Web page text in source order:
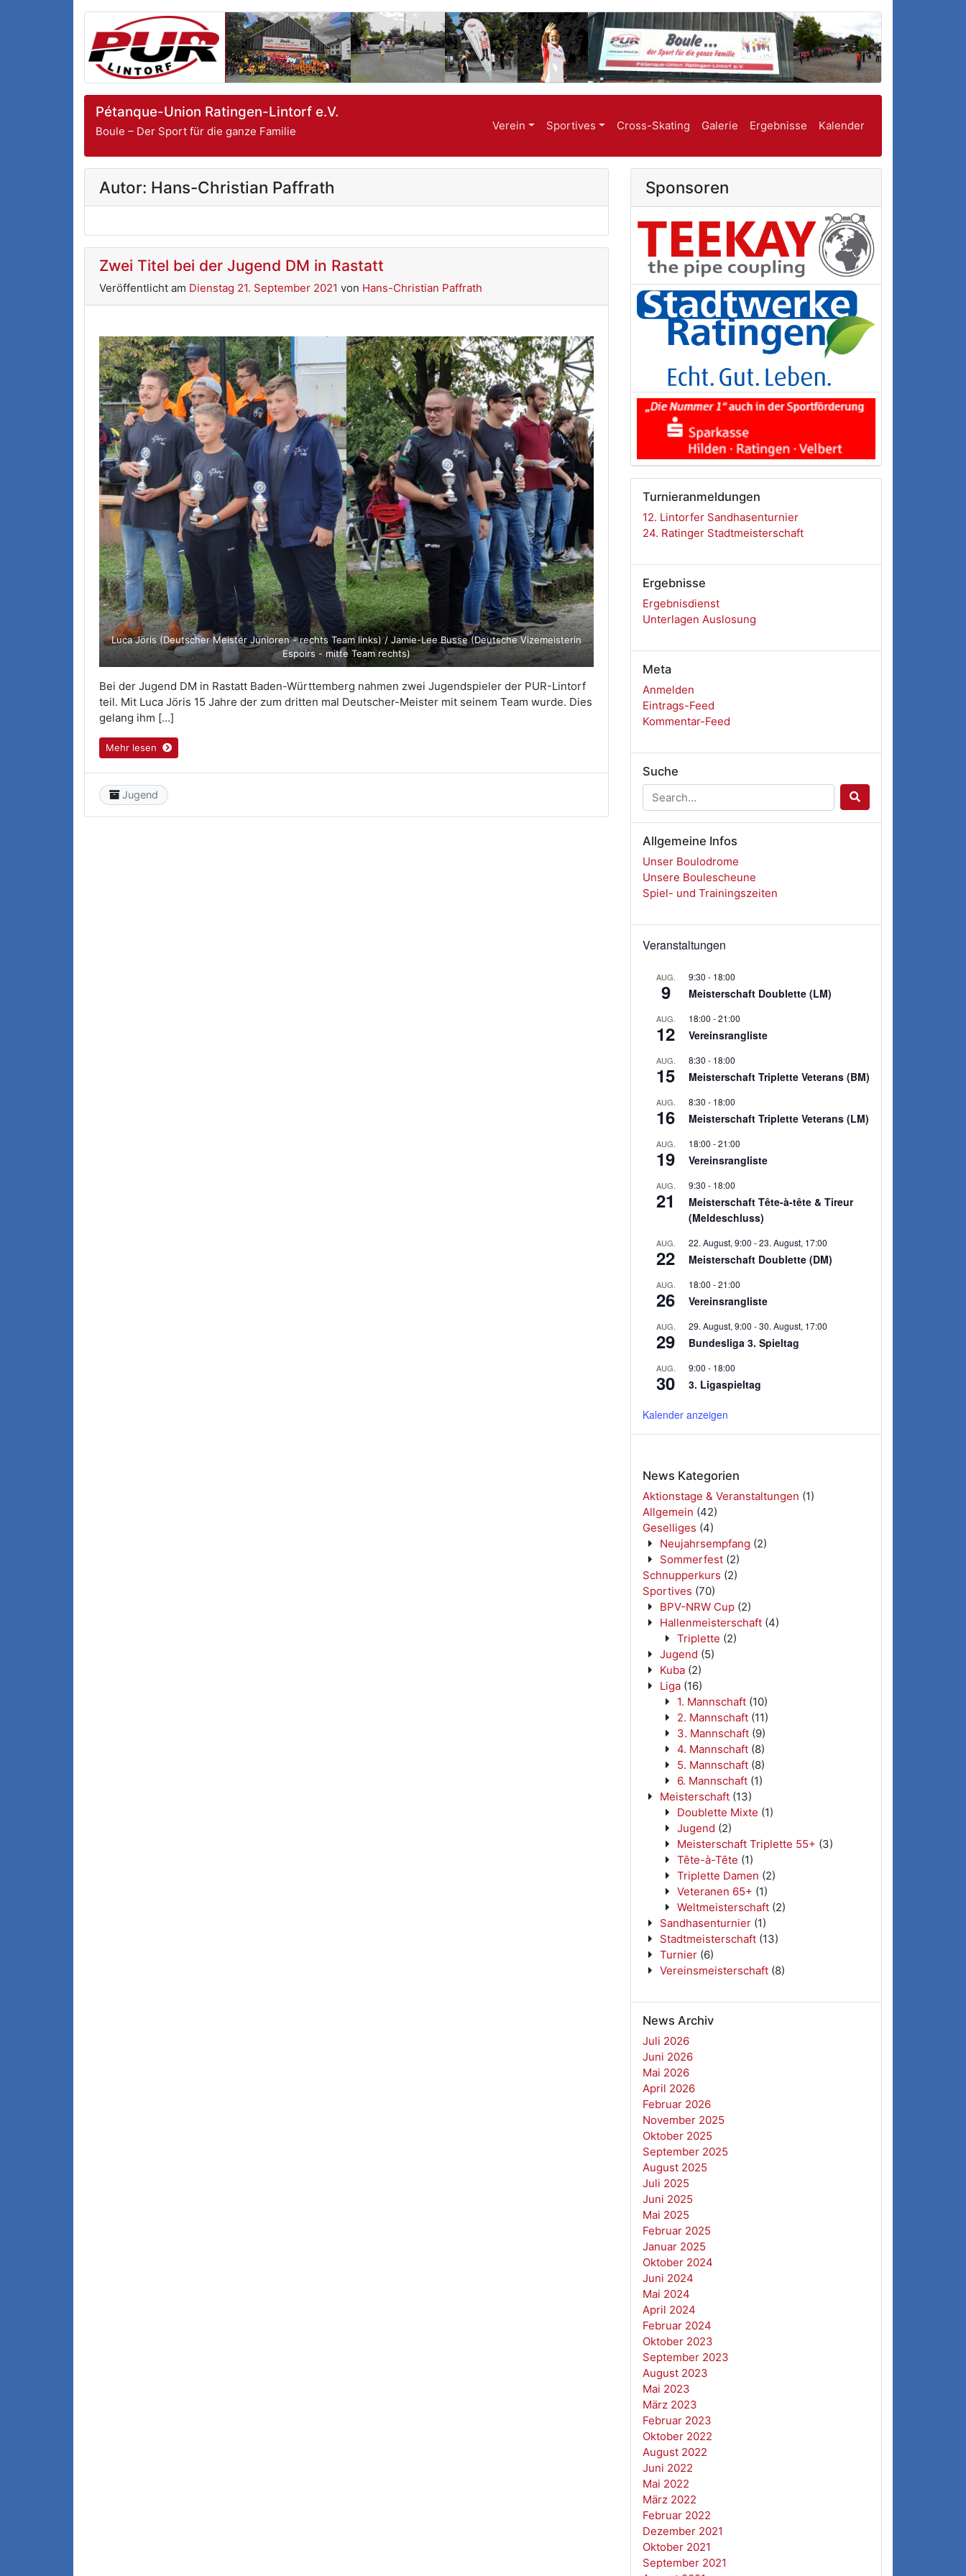
Pétanque-Union Ratingen-Lintorf e.V.
Boule – Der Sport für die ganze Familie Verein Sportives Cross-Skating Galerie Ergebnisse Kalender
Autor: Hans-Christian Paffrath
Zwei Titel bei der Jugend DM in Rastatt
Veröffentlicht am Dienstag 21. September 2021 von Hans-Christian Paffrath
Luca Jöris (Deutscher Meister Junioren - rechts Team links) / Jamie-Lee Busse (Deutsche Vizemeisterin
Espoirs - mitte Team rechts)
Bei der Jugend DM in Rastatt Baden-Württemberg nahmen zwei Jugendspieler der PUR-Lintorf
teil. Mit Luca Jöris 15 Jahre der zum dritten mal Deutscher-Meister mit seinem Team wurde. Dies
gelang ihm […]
Mehr lesen
Category
Jugend
Sponsoren
Turnieranmeldungen
12. Lintorfer Sandhasenturnier
24. Ratinger Stadtmeisterschaft
Ergebnisse
Ergebnisdienst
Unterlagen Auslosung
Meta
Anmelden
Eintrags-Feed
Kommentar-Feed
Suche
Allgemeine Infos
Unser Boulodrome
Unsere Boulescheune
Spiel- und Trainingszeiten
Veranstaltungen
AUG.
9
9:30 - 18:00
Meisterschaft Doublette (LM)
AUG.
12
18:00 -21:00
Vereinsrangliste
AUG.
15
8:30 - 18:00
Meisterschaft Triplette Veterans (BM)
AUG.
16
8:30 - 18:00
Meisterschaft Triplette Veterans (LM)
AUG.
19
18:00 -21:00
Vereinsrangliste
AUG.
21
9:30 - 18:00
Meisterschaft Tête-à-tête & Tireur
(Meldeschluss)
AUG.
22
22. August, 9:00 -23. August, 17:00
Meisterschaft Doublette (DM)
AUG.
26
18:00 -21:00
Vereinsrangliste
AUG.
29
29. August, 9:00 -30. August, 17:00
Bundesliga 3. Spieltag
AUG.
30
9:00 - 18:00
3. Ligaspieltag
Kalender anzeigen
News Kategorien
Aktionstage & Veranstaltungen (1)
Allgemein (42)
Geselliges (4)
Neujahrsempfang (2)
Sommerfest (2)
Schnupperkurs (2)
Sportives (70)
BPV-NRW Cup (2)
Hallenmeisterschaft (4)
Triplette (2)
Jugend (5)
Kuba (2)
Liga (16)
1. Mannschaft (10)
2. Mannschaft (11)
3. Mannschaft (9)
4. Mannschaft (8)
5. Mannschaft (8)
6. Mannschaft (1)
Meisterschaft (13)
Doublette Mixte (1)
Jugend (2)
Meisterschaft Triplette 55+ (3)
Tête-à-Tête (1)
Triplette Damen (2)
Veteranen 65+ (1)
Weltmeisterschaft (2)
Sandhasenturnier (1)
Stadtmeisterschaft (13)
Turnier (6)
Vereinsmeisterschaft (8)
News Archiv
Juli 2026
Juni 2026
Mai 2026
April 2026
Februar 2026
November 2025
Oktober 2025
September 2025
August 2025
Juli 2025
Juni 2025
Mai 2025
Februar 2025
Januar 2025
Oktober 2024
Juni 2024
Mai 2024
April 2024
Februar 2024
Oktober 2023
September 2023
August 2023
Mai 2023
März 2023
Februar 2023
Oktober 2022
August 2022
Juni 2022
Mai 2022
März 2022
Februar 2022
Dezember 2021
Oktober 2021
September 2021